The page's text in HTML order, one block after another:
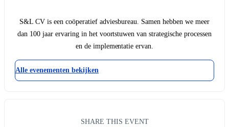
S&L CV is een coöperatief adviesbureau. Samen hebben we meer
dan 100 jaar ervaring in het voortstuwen van strategische processen
en de implementatie ervan.
Alle evenementen bekijken
SHARE THIS EVENT